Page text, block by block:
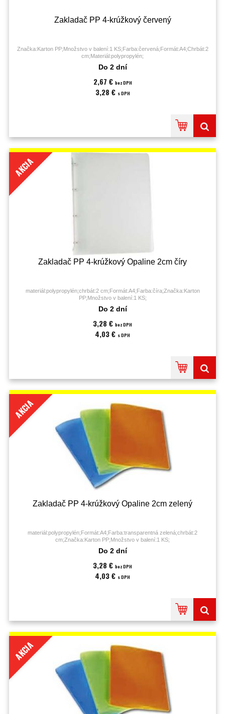
Zakladač PP 4-krúžkový červený
Značka:Karton PP;Množstvo v balení:1 KS;Farba:červená;Formát:A4;Chrbát:2
cm;Materiál:polypropylén;
Do 2 dní
2,67 € bez DPH
3,28 € s DPH
AKCIA
Zakladač PP 4-krúžkový Opaline 2cm číry
materiál:polypropylén;chrbát:2 cm;Formát:A4;Farba:číra;Značka:Karton
PP;Množstvo v balení:1 KS;
Do 2 dní
3,28 € bez DPH
4,03 € s DPH
AKCIA
Zakladač PP 4-krúžkový Opaline 2cm zelený
materiál:polypropylén;Formát:A4;Farba:transparentná zelená;chrbát:2
cm;Značka:Karton PP;Množstvo v balení:1 KS;
Do 2 dní
3,28 € bez DPH
4,03 € s DPH
AKCIA